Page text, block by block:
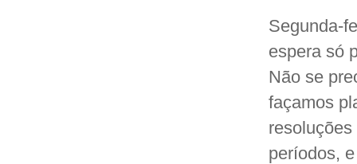
Segunda-
espera só
Não se
façamos
períodos,